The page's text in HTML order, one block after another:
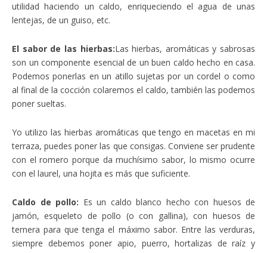
utilidad haciendo un caldo, enriqueciendo el agua de unas
lentejas, de un guiso, etc.
El sabor de las hierbas:Las hierbas, aromáticas y sabrosas
son un componente esencial de un buen caldo hecho en casa.
Podemos ponerlas en un atillo sujetas por un cordel o como
al final de la cocción colaremos el caldo, también las podemos
poner sueltas.
Yo utilizo las hierbas aromáticas que tengo en macetas en mi
terraza, puedes poner las que consigas. Conviene ser prudente
con el romero porque da muchísimo sabor, lo mismo ocurre
con el laurel, una hojita es más que suficiente.
Caldo de pollo: Es un caldo blanco hecho con huesos de
jamón, esqueleto de pollo (o con gallina), con huesos de
ternera para que tenga el máximo sabor. Entre las verduras,
siempre debemos poner apio, puerro, hortalizas de raíz y